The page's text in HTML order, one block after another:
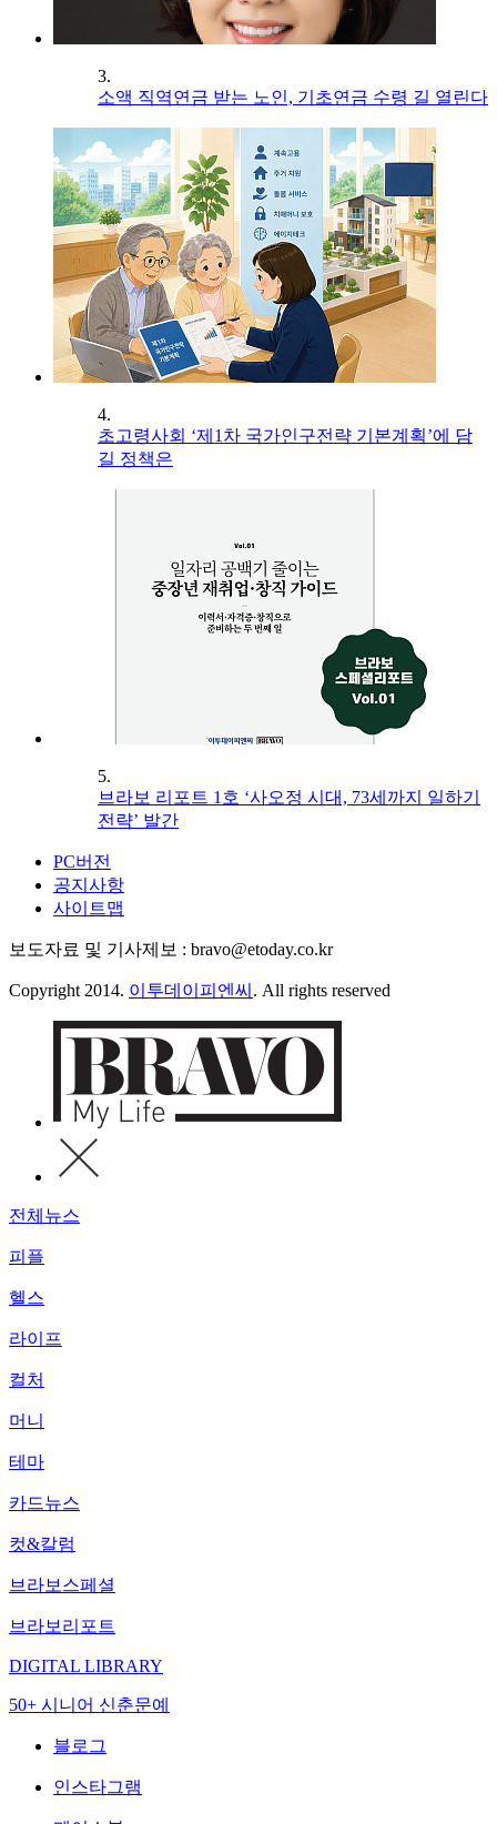
3.
소액 직역연금 받는 노인, 기초연금 수령 길 열린다
4.
초고령사회 ‘제1차 국가인구전략 기본계획’에 담
길 정책은
5.
브라보 리포트 1호 ‘사오정 시대, 73세까지 일하기
전략’ 발간
PC버전
공지사항
사이트맵
보도자료 및 기사제보 : bravo@etoday.co.kr
Copyright 2014. 이투데이피엔씨 . All rights reserved
전체뉴스
피플
헬스
라이프
컬처
머니
테마
카드뉴스
컷&칼럼
브라보스페셜
브라보리포트
DIGITAL LIBRARY
50+ 시니어 신춘문예
블로그
인스타그램